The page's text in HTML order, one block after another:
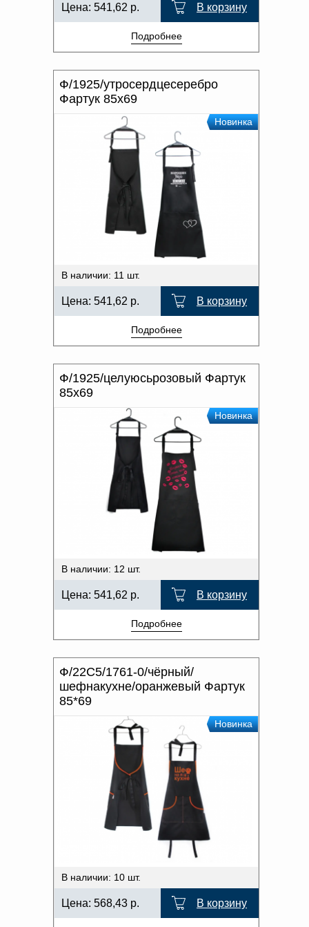
Цена: 541,62 р. В корзину
Подробнее
Ф/1925/утросердцесеребро
Фартук 85x69
Новинка
В наличии: 11 шт.
Цена: 541,62 р. В корзину
Подробнее
Ф/1925/целуюсьрозовый Фартук
85x69
Новинка
В наличии: 12 шт.
Цена: 541,62 р. В корзину
Подробнее
Ф/22С5/1761-0/чёрный/
шефнакухне/оранжевый Фартук
85*69
Новинка
В наличии: 10 шт.
Цена: 568,43 р. В корзину